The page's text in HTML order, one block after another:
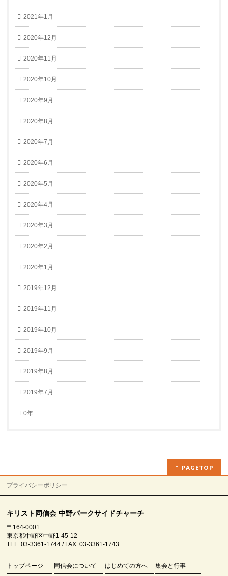
2021年1月
2020年12月
2020年11月
2020年10月
2020年9月
2020年8月
2020年7月
2020年6月
2020年5月
2020年4月
2020年3月
2020年2月
2020年1月
2019年12月
2019年11月
2019年10月
2019年9月
2019年8月
2019年7月
0年
PAGETOP
プライバシーポリシー
キリスト同信会 中野パークサイドチャーチ
〒164-0001
東京都中野区中野1-45-12
TEL: 03-3361-1744 / FAX: 03-3361-1743
トップページ 同信会について はじめての方へ 集会と行事